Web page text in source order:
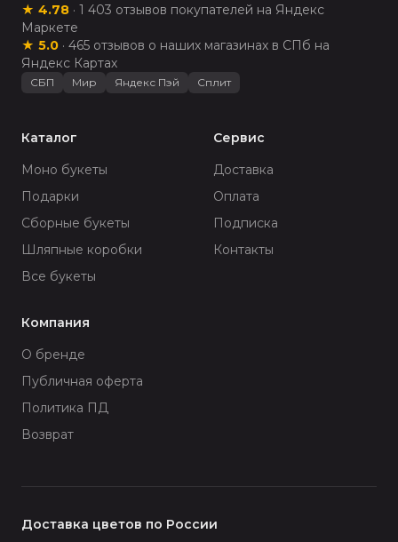
★ 4.78 · 1 403 отзывов покупателей на Яндекс
Маркете
★ 5.0 · 465 отзывов о наших магазинах в СПб на
Яндекс Картах
СБП Мир Яндекс Пэй Сплит
Каталог
Моно букеты
Подарки
Сборные букеты
Шляпные коробки
Все букеты
Сервис
Доставка
Оплата
Подписка
Контакты
Компания
О бренде
Публичная оферта
Политика ПД
Возврат
Доставка цветов по России